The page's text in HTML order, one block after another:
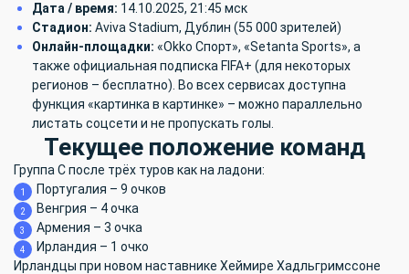
Дата / время: 14.10.2025, 21:45 мск
Стадион: Aviva Stadium, Дублин (55 000 зрителей)
Онлайн-площадки: «Okko Спорт», «Setanta Sports», а
также официальная подписка FIFA+ (для некоторых
регионов – бесплатно). Во всех сервисах доступна
функция «картинка в картинке» – можно параллельно
листать соцсети и не пропускать голы.
Текущее положение команд
Группа C после трёх туров как на ладони:
Португалия – 9 очков
Венгрия – 4 очка
Армения – 3 очка
Ирландия – 1 очко
Ирландцы при новом наставнике Хеймире Хадльгримссоне